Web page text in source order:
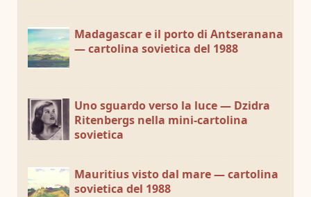
Madagascar e il porto di Antseranana
— cartolina sovietica del 1988
Uno sguardo verso la luce — Dzidra
Ritenbergs nella mini-cartolina
sovietica
Mauritius visto dal mare — cartolina
sovietica del 1988